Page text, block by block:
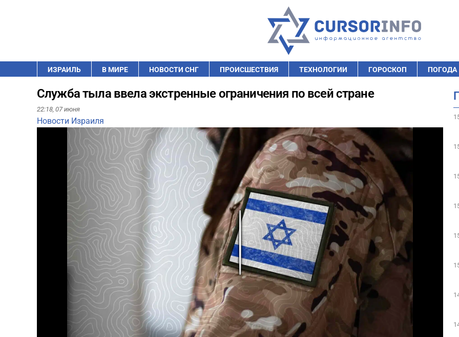
ИЗРАИЛЬ В МИРЕ НОВОСТИ СНГ ПРОИСШЕСТВИЯ ТЕХНОЛОГИИ ГОРОСКОП ПОГОДА
Служба тыла ввела экстренные ограничения по всей стране
22:18, 07 июня
Новости Израиля
Play